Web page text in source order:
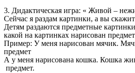
3. Дидактическая игра: « Живой –
Сейчас я раздам картинки, а вы
Детям раздаются предметные
какой на картинках нарисован
Пример: У меня нарисован мячик.
предмет
А у меня нарисована кошка. Кошка
предмет.